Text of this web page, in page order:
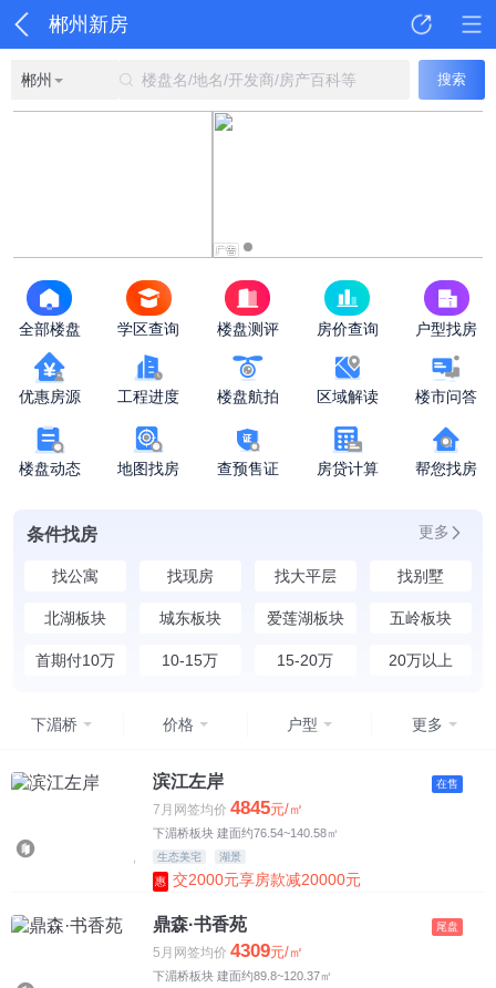
郴州新房
郴州 楼盘名/地名/开发商/房产百科等 搜索
全部楼盘 学区查询 楼盘测评 房价查询 户型找房
优惠房源 工程进度 楼盘航拍 区域解读 楼市问答
楼盘动态 地图找房 查预售证 房贷计算 帮您找房
条件找房 更多
找公寓 找现房 找大平层 找别墅
北湖板块 城东板块 爱莲湖板块 五岭板块
首期付10万 10-15万 15-20万 20万以上
下湄桥 价格 户型 更多
均价 不限
4500元以下
4500-5500元
5500-6500元
6500-7500元
滨江左岸
7月网签均价 4845元/㎡
下湄桥板块 建面约76.54~140.58㎡
生态美宅 湖景
在售
惠 交2000元享房款减20000元
鼎森·书香苑
5月网签均价 4309元/㎡
下湄桥板块 建面约89.8~120.37㎡
尾盘